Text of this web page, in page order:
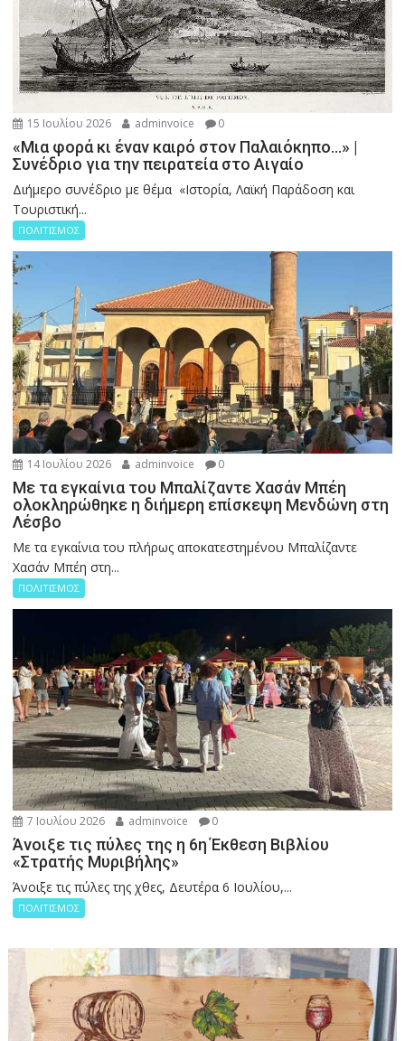
15 Ιουλίου 2026 adminvoice 0
«Μια φορά κι έναν καιρό στον Παλαιόκηπο…» |
Συνέδριο για την πειρατεία στο Αιγαίο
Διήμερο συνέδριο με θέμα «Ιστορία, Λαϊκή Παράδοση και
Τουριστική...
ΠΟΛΙΤΙΣΜΟΣ
14 Ιουλίου 2026 adminvoice 0
Με τα εγκαίνια του Μπαλίζαντε Χασάν Μπέη
ολοκληρώθηκε η διήμερη επίσκεψη Μενδώνη στη
Λέσβο
Με τα εγκαίνια του πλήρως αποκατεστημένου Μπαλίζαντε
Χασάν Μπέη στη...
ΠΟΛΙΤΙΣΜΟΣ
7 Ιουλίου 2026 adminvoice 0
Άνοιξε τις πύλες της η 6η Έκθεση Βιβλίου
«Στρατής Μυριβήλης»
Άνοιξε τις πύλες της χθες, Δευτέρα 6 Ιουλίου,...
ΠΟΛΙΤΙΣΜΟΣ